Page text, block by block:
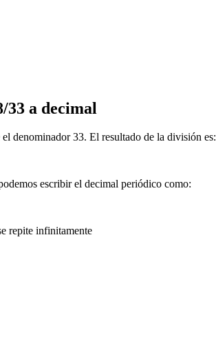
33 a decimal
denominador 33. El resultado de la división es:
escribir el decimal periódico como:
repite infinitamente